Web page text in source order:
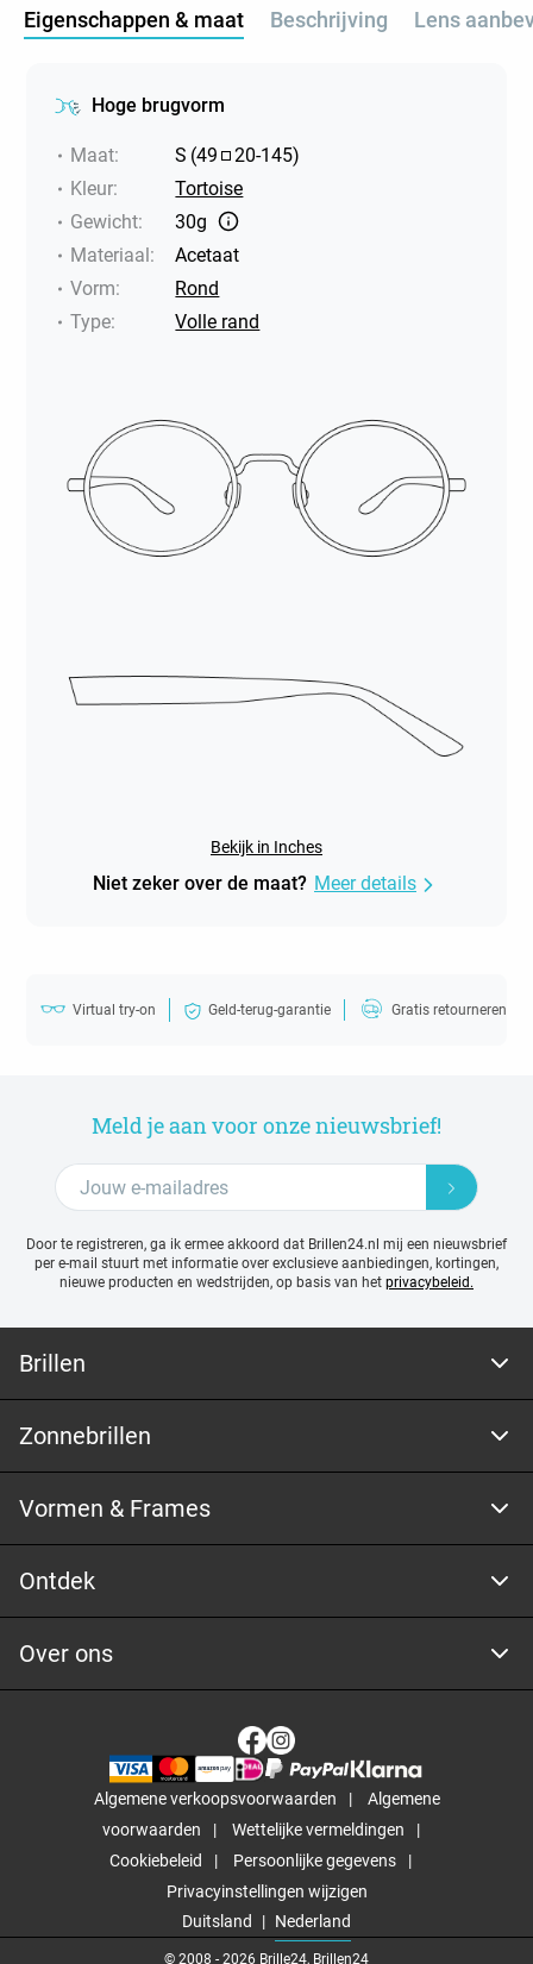
Eigenschappen & maat Beschrijving Lens
Hoge brugvorm
Maat: S (49 20-145)
Kleur:
Tortoise
Gewicht:
30g
Materiaal:
Acetaat
Vorm:
Rond
Type: Volle rand
Bekijk in Inches
Niet zeker over de maat? Meer details
Virtual try-on Geld-terug-garantie Gratis retourneren
Meld je aan voor onze nieuwsbrief!
Door te registreren, ga ik ermee akkoord dat Brillen24.nl mij een nieuwsbrief
per e-mail stuurt met informatie over exclusieve aanbiedingen, kortingen,
nieuwe producten en wedstrijden, op basis van het privacybeleid.
Brillen
Zonnebrillen
Vormen & Frames
Ontdek
Over ons
Algemene verkoopsvoorwaarden
Algemene
voorwaarden
Wettelijke vermeldingen
Cookiebeleid
Persoonlijke gegevens
Privacyinstellingen wijzigen
Duitsland
Nederland
© 2008 - 2026 Brille24, Brillen24